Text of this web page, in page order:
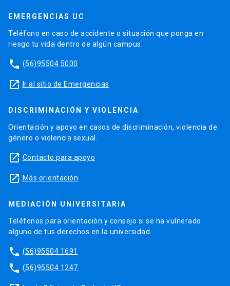
EMERGENCIAS UC
Teléfono en caso de accidente o situación que ponga en
riesgo tu vida dentro de algún campus.
phone (56)95504 5000
launch Ir al sitio de Emergencias
DISCRIMINACIÓN Y VIOLENCIA
Orientación y apoyo en casos de discriminación, violencia de
género o violencia sexual.
launch Contacto para apoyo
launch Más orientación
MEDIACIÓN UNIVERSITARIA
Teléfonos para orientación y consejo si se ha vulnerado
alguno de tus derechos en la universidad.
phone (56)95504 1691
phone (56)95504 1247